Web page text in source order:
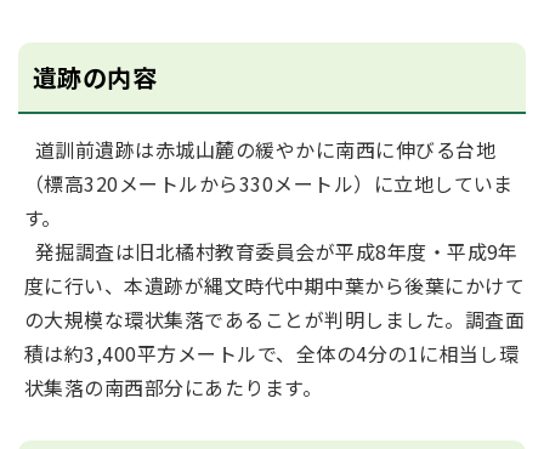
遺跡の内容
道訓前遺跡は赤城山麓の緩やかに南西に伸びる台地
（標高320メートルから330メートル）に立地していま
す。
発掘調査は旧北橘村教育委員会が平成8年度・平成9年
度に行い、本遺跡が縄文時代中期中葉から後葉にかけて
の大規模な環状集落であることが判明しました。調査面
積は約3,400平方メートルで、全体の4分の1に相当し環
状集落の南西部分にあたります。